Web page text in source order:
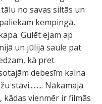
no savas siltās un
kempingā,
Gulēt ejam ap
un jūlijā saule pat
kā pret
debesīm kalna
stāvi......... Nākamajā
vienmēr ir filmās